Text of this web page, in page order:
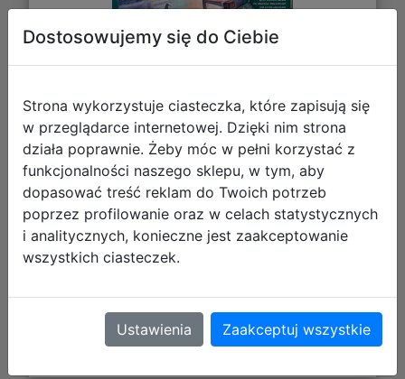
24,76 zł
DO KOSZYKA
Galeria zdjęć
Dostosowujemy się do Ciebie
Strona wykorzystuje ciasteczka, które zapisują się
w przeglądarce internetowej. Dzięki nim strona
działa poprawnie. Żeby móc w pełni korzystać z
funkcjonalności naszego sklepu, w tym, aby
dopasować treść reklam do Twoich potrzeb
poprzez profilowanie oraz w celach statystycznych
i analitycznych, konieczne jest zaakceptowanie
wszystkich ciasteczek.
Ustawienia Zaakceptuj wszystkie